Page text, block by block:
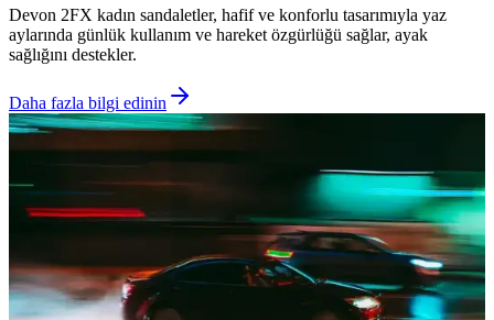
Devon 2FX kadın sandaletler, hafif ve konforlu tasarımıyla yaz
aylarında günlük kullanım ve hareket özgürlüğü sağlar, ayak
sağlığını destekler.
Daha fazla bilgi edinin